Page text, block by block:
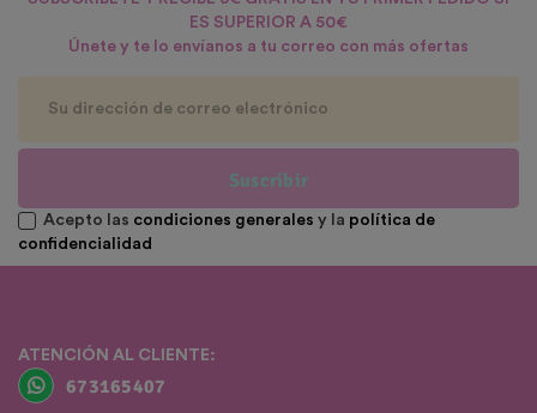
ES SUPERIOR A 50€
Únete y te lo envíanos a tu correo con más ofertas
Suscribir
Acepto las condiciones generales y la política de
confidencialidad
ATENCIÓN AL CLIENTE:
673165407